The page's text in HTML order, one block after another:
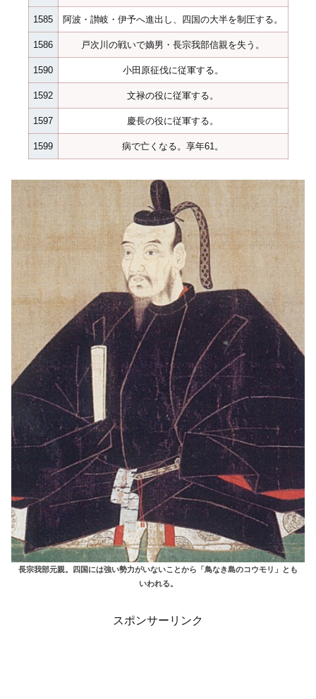
1585 阿波・讃岐・伊予へ進出し、四国の大半を制圧する。
1586 戸次川の戦いで嫡男・長宗我部信親を失う。
1590 小田原征伐に従軍する。
1592 文禄の役に従軍する。
1597 慶長の役に従軍する。
1599 病で亡くなる。享年61。
長宗我部元親。四国には強い勢力がいないことから「鳥なき島のコウモリ」とも
いわれる。
スポンサーリンク